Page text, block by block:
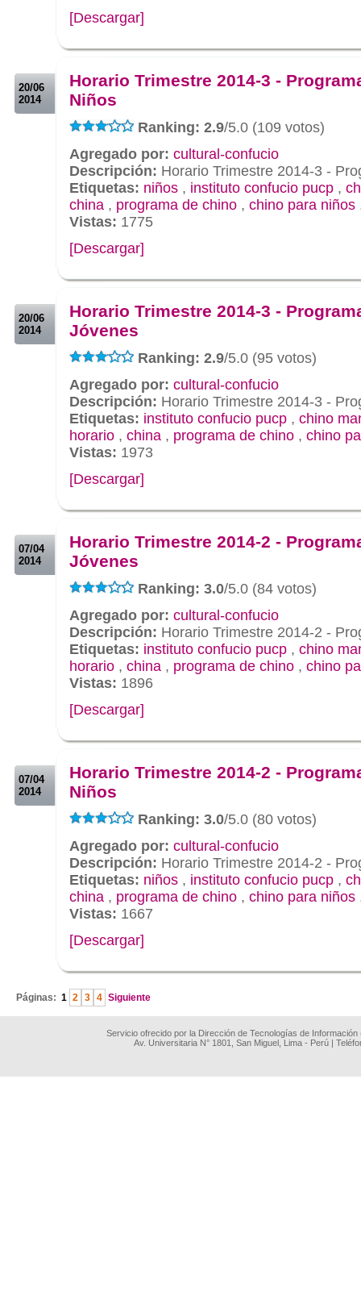
[Descargar]
20/06
2014
Horario Trimestre 2014-3 -
Niños
Ranking: 2.9/5.0 (109 votos)
Agregado por: cultural-confucio
Descripción: Horario Trimestre 2014-3 -
Etiquetas: niños , instituto confucio pucp ,
china , programa de chino , chino para niños
Vistas: 1775
[Descargar]
20/06
2014
Horario Trimestre 2014-3 -
Jóvenes
Ranking: 2.9/5.0 (95 votos)
Agregado por: cultural-confucio
Descripción: Horario Trimestre 2014-3 -
Etiquetas: instituto confucio pucp , chino
horario , china , programa de chino , chino
Vistas: 1973
[Descargar]
07/04
2014
Horario Trimestre 2014-2 -
Jóvenes
Ranking: 3.0/5.0 (84 votos)
Agregado por: cultural-confucio
Descripción: Horario Trimestre 2014-2 -
Etiquetas: instituto confucio pucp , chino
horario , china , programa de chino , chino
Vistas: 1896
[Descargar]
07/04
2014
Horario Trimestre 2014-2 -
Niños
Ranking: 3.0/5.0 (80 votos)
Agregado por: cultural-confucio
Descripción: Horario Trimestre 2014-2 -
Etiquetas: niños , instituto confucio pucp ,
china , programa de chino , chino para niños
Vistas: 1667
[Descargar]
Páginas: 1 2 3 4 Siguiente
Servicio ofrecido por la Dirección de Tecnologías de
Av. Universitaria N° 1801, San Miguel, Lima - Perú |